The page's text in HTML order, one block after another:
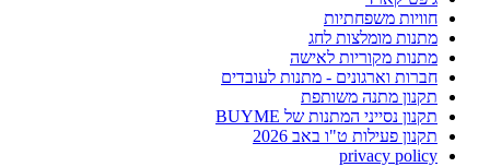
חוויות משפחתיות
מתנות מומלצות לחג
מתנות מקוריות לאישה
חברות וארגונים - מתנות לעובדים
תקנון מתנה משותפת
תקנון נסייני המתנות של BUYME
תקנון פעילות ט"ו באב 2026
privacy policy